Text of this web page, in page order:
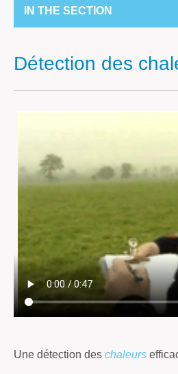
IN THE SECTION
Détection des
Une détection des chaleurs